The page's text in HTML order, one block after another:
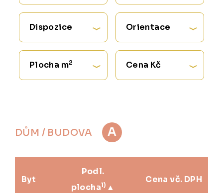
Dispozice Orientace
Plocha m2 Cena Kč
DŮM / BUDOVA A
Byt
Podl.
plocha1)
Cena vč. DPH